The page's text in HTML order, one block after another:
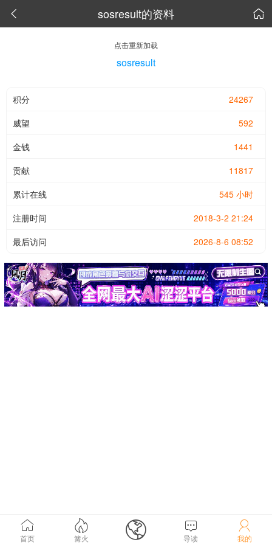
 sosresult的资料 
点击重新加载
sosresult
24267
积分
592
威望
1441
金钱
11817
贡献
545 小时
累计在线
2018-3-2 21:24
注册时间
2026-8-6 08:52
最后访问

首页

篝火  
导读

我的